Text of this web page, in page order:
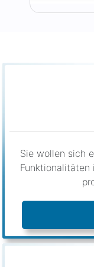
Sie wollen sich
Funktionalitäten